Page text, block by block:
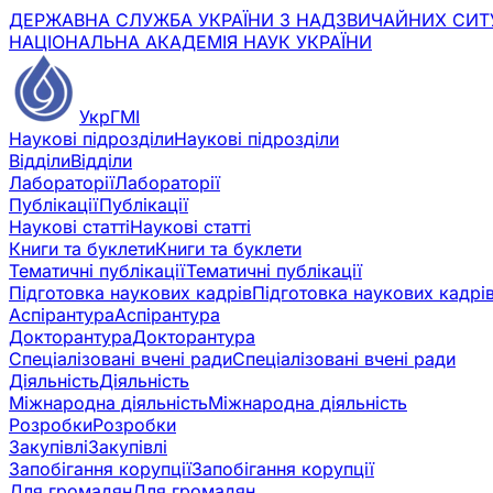
ДЕРЖАВНА СЛУЖБА УКРАЇНИ З НАДЗВИЧАЙНИХ
НАЦІОНАЛЬНА АКАДЕМІЯ НАУК УКРАЇНИ
УкрГМІ
Наукові підрозділиНаукові підрозділи
ВідділиВідділи
ЛабораторіїЛабораторії
ПублікаціїПублікації
Наукові статтіНаукові статті
Книги та буклетиКниги та буклети
Тематичні публікаціїТематичні публікації
Підготовка наукових кадрівПідготовка наукових
АспірантураАспірантура
ДокторантураДокторантура
Спеціалізовані вчені радиСпеціалізовані вчені ради
ДіяльністьДіяльність
Міжнародна діяльністьМіжнародна діяльність
РозробкиРозробки
ЗакупівліЗакупівлі
Запобігання корупціїЗапобігання корупції